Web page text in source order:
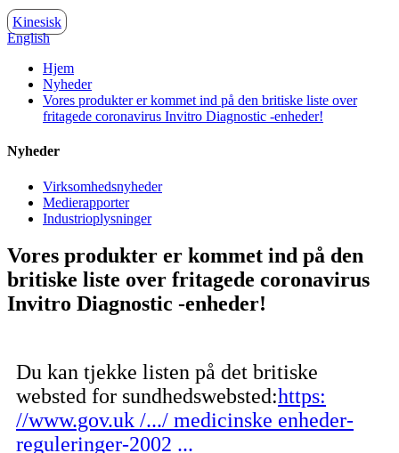
Kinesisk
English
Hjem
Nyheder
Vores produkter er kommet ind på den britiske liste over
fritagede coronavirus Invitro Diagnostic -enheder!
Nyheder
Virksomhedsnyheder
Medierapporter
Industrioplysninger
Vores produkter er kommet ind på den
britiske liste over fritagede coronavirus
Invitro Diagnostic -enheder!
Du kan tjekke listen på det britiske
websted for sundhedswebsted:https:
//www.gov.uk /.../ medicinske enheder-
reguleringer-2002 ...